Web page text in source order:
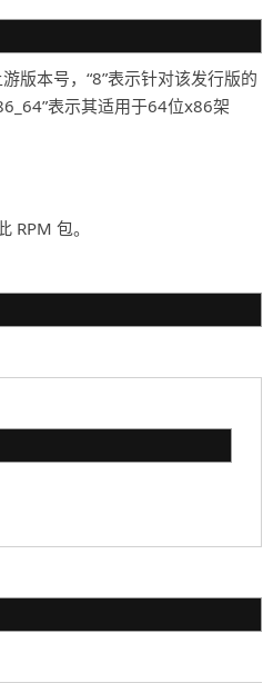
版本号，“8”表示针对该发行版的
表示其适用于64位x86架
RPM 包。